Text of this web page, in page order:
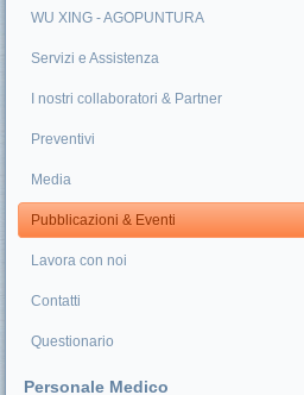
WU XING - AGOPUNTURA
Servizi e Assistenza
I nostri collaboratori & Partner
Preventivi
Media
Pubblicazioni & Eventi
Lavora con noi
Contatti
Questionario
Personale Medico